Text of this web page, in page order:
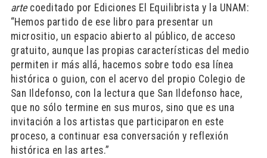
artecoeditado por Ediciones El Equilibrista y la UNAM:
“Hemos partido de ese libro para presentar un
micrositio, un espacio abierto al público, de acceso
gratuito, aunque las propias características del medio
permiten ir más allá, hacemos sobre todo esa línea
histórica o guion, con el acervo del propio Colegio de
San Ildefonso, con la lectura que San Ildefonso hace,
que no sólo termine en sus muros, sino que es una
invitación a los artistas que participaron en este
proceso, a continuar esa conversación y reflexión
histórica en las artes.”